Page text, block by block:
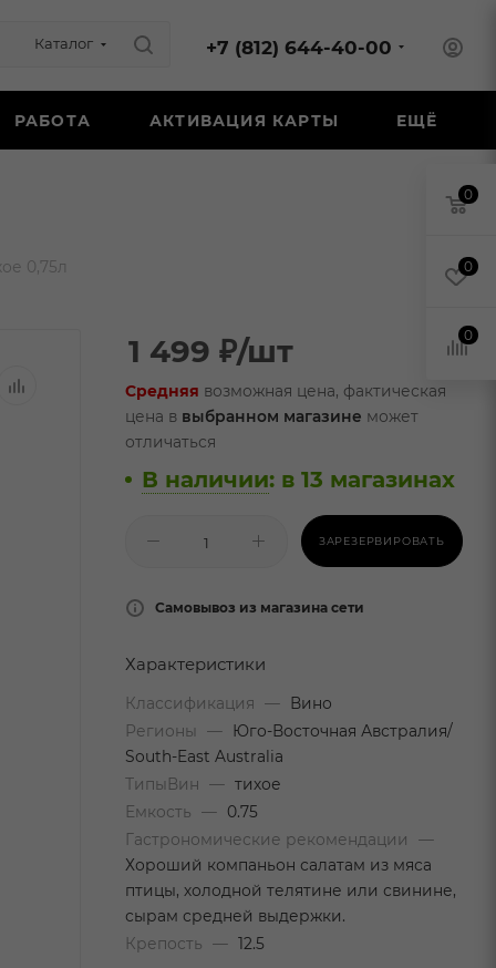
Каталог +7 (812) 644-40-00
РАБОТА АКТИВАЦИЯ КАРТЫ ЕЩЁ
0,75л
1 499 ₽/шт
Средняя возможная цена, фактическая
цена в выбранном магазине может
отличаться
В наличии: в 13 магазинах
ЗАРЕЗЕРВИРОВАТЬ
Самовывоз из магазина сети
Характеристики
Классификация —
Вино
Регионы
—
Юго-Восточная Австралия/
South-East Australia
ТипыВин
— тихое
Емкость
—
0.75
Гастрономические рекомендации
—
Хороший компаньон салатам из мяса
птицы, холодной телятине или свинине,
сырам средней выдержки.
Крепость
— 12.5
0
0
0